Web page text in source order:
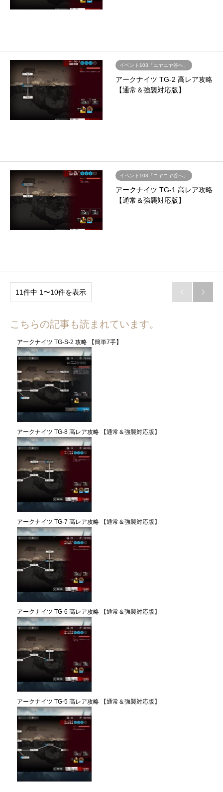
イベント103「ニヤニヤ谷へ」
アークナイツ TG-2 高レア攻略
【通常＆強襲対応版】
イベント103「ニヤニヤ谷へ」
アークナイツ TG-1 高レア攻略
【通常＆強襲対応版】
11件中 1〜10件を表示  
こちらの記事も読まれています。
アークナイツ TG-S-2 攻略 【簡単7手】
アークナイツ TG-8 高レア攻略 【通常＆強襲対応版】
アークナイツ TG-7 高レア攻略 【通常＆強襲対応版】
アークナイツ TG-6 高レア攻略 【通常＆強襲対応版】
アークナイツ TG-5 高レア攻略 【通常＆強襲対応版】